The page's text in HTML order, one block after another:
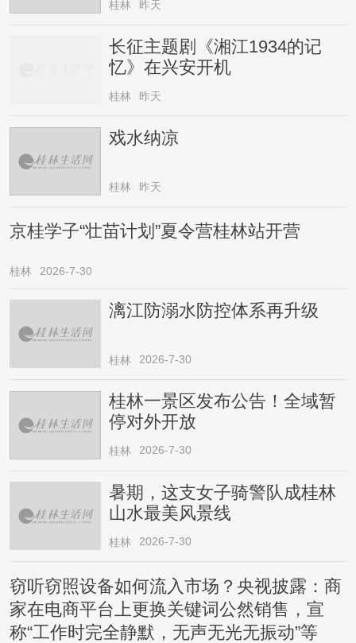
桂林 昨天
长征主题剧《湘江1934的记
忆》在兴安开机
桂林 昨天
戏水纳凉
桂林 昨天
京桂学子“壮苗计划”夏令营桂林站开营
桂林 2026-7-30
漓江防溺水防控体系再升级
桂林 2026-7-30
桂林一景区发布公告！全域暂
停对外开放
桂林 2026-7-30
暑期，这支女子骑警队成桂林
山水最美风景线
桂林 2026-7-30
窃听窃照设备如何流入市场？央视披露：商
家在电商平台上更换关键词公然销售，宣
称“工作时完全静默，无声无光无振动”等